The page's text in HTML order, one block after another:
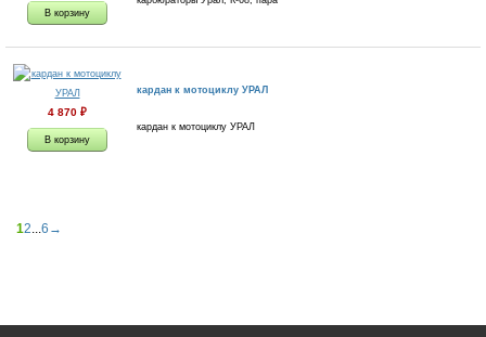
4 870 ₽
кардан к мотоциклу УРАЛ
кардан к мотоциклу УРАЛ
12...6 →